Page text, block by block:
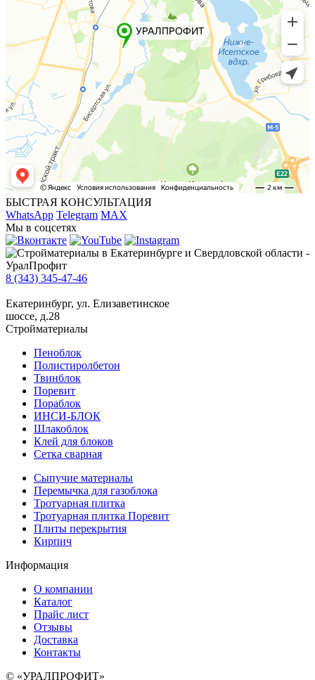
БЫСТРАЯ КОНСУЛЬТАЦИЯ
WhatsApp Telegram MAX
Мы в соцсетях
8 (343) 345-47-46
Екатеринбург, ул. Елизаветинское
шоссе, д.28
Стройматериалы
Пеноблок
Полистиролбетон
Твинблок
Поревит
Пораблок
ИНСИ-БЛОК
Шлакоблок
Клей для блоков
Сетка сварная
Сыпучие материалы
Перемычка для газоблока
Тротуарная плитка
Тротуарная плитка Поревит
Плиты перекрытия
Кирпич
Информация
О компании
Каталог
Прайс лист
Отзывы
Доставка
Контакты
© «УРАЛПРОФИТ»